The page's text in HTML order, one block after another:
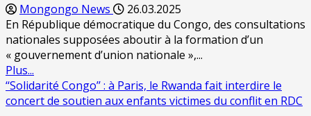
Mongongo News
26.03.2025
En République démocratique du Congo, des consultations
nationales supposées aboutir à la formation d’un
« gouvernement d’union nationale »,...
Plus...
‘‘Solidarité Congo’’ : à Paris, le Rwanda fait interdire le
concert de soutien aux enfants victimes du conflit en RDC